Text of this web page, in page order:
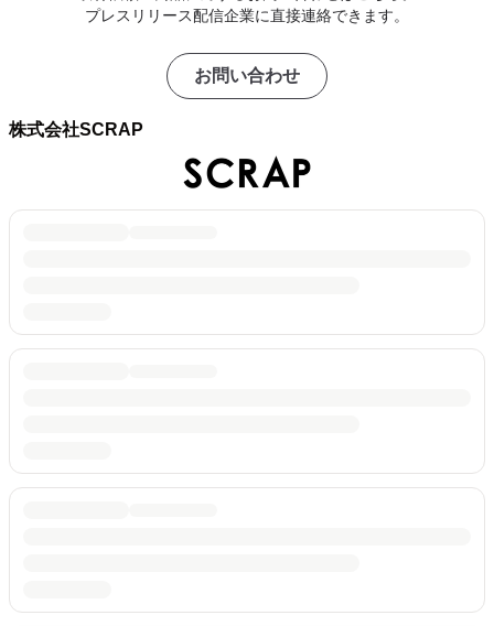
プレスリリース配信企業に直接連絡できます。
お問い合わせ
株式会社SCRAP